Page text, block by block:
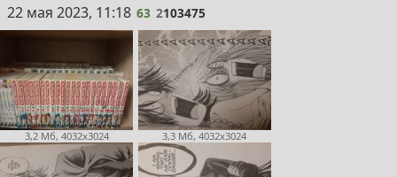
63
22 мая 2023, 11:18 63 2103475
3,2 Мб, 4032x3024 3,3 Мб, 4032x3024